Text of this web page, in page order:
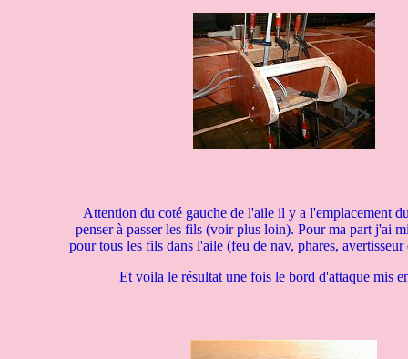
Attention du coté gauche de l'aile il y a l'emplacement
penser à passer les fils (voir plus loin). Pour ma part j'ai
pour tous les fils dans l'aile (feu de nav, phares, avertisseur
Et voila le résultat une fois le bord d'attaque mis